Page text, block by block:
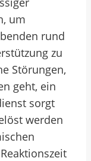
um
rund
zu
Störungen,
geht, ein
sorgt
werden